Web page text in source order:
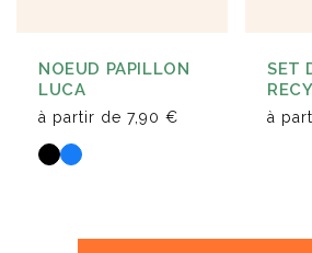
NOEUD PAPILLON
LUCA
à partir de 7,90 €
SET
à